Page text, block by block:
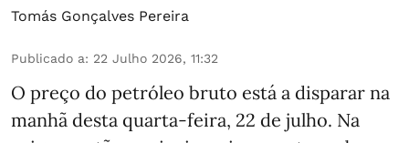
Tomás Gonçalves Pereira
Publicado a: 22 Julho 2026, 11:32
O preço do petróleo bruto está a disparar na
manhã desta quarta-feira, 22 de julho. Na